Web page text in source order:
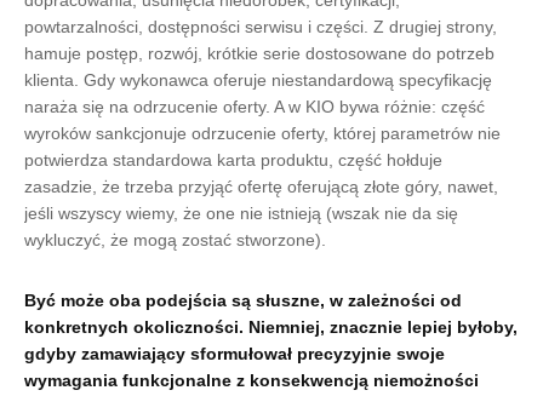
powtarzalności, dostępności serwisu i części. Z drugiej strony,
hamuje postęp, rozwój, krótkie serie dostosowane do potrzeb
klienta. Gdy wykonawca oferuje niestandardową specyfikację
naraża się na odrzucenie oferty. A w KIO bywa różnie: część
wyroków sankcjonuje odrzucenie oferty, której parametrów nie
potwierdza standardowa karta produktu, część hołduje
zasadzie, że trzeba przyjąć ofertę oferującą złote góry, nawet,
jeśli wszyscy wiemy, że one nie istnieją (wszak nie da się
wykluczyć, że mogą zostać stworzone).
Być może oba podejścia są słuszne, w zależności od
konkretnych okoliczności. Niemniej, znacznie lepiej byłoby,
gdyby zamawiający sformułował precyzyjnie swoje
wymagania funkcjonalne z konsekwencją niemożności